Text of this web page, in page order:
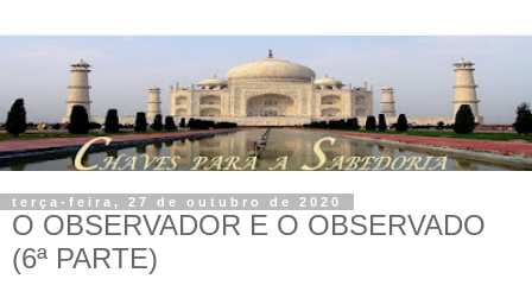
terça-feira, 27 de outubro de 2020
O OBSERVADOR E O OBSERVADO
(6ª PARTE)